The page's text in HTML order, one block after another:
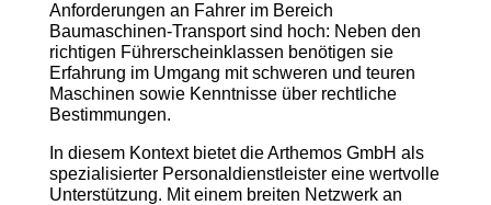
Anforderungen an Fahrer im Bereich
Baumaschinen-Transport sind hoch: Neben den
richtigen Führerscheinklassen benötigen sie
Erfahrung im Umgang mit schweren und teuren
Maschinen sowie Kenntnisse über rechtliche
Bestimmungen.
In diesem Kontext bietet die Arthemos GmbH als
spezialisierter Personaldienstleister eine wertvolle
Unterstützung. Mit einem breiten Netzwerk an